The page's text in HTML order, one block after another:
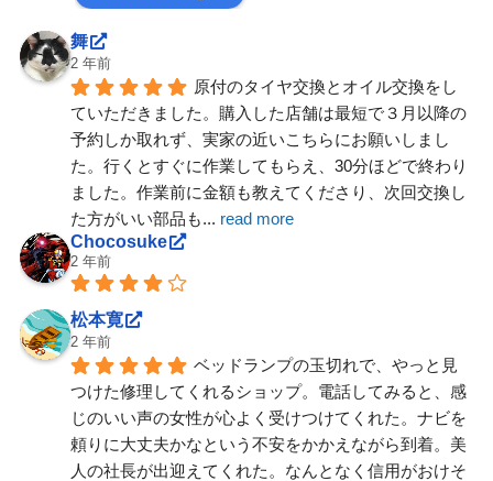
舞
2 年前
原付のタイヤ交換とオイル交換をし
ていただきました。購入した店舗は最短で３月以降の
予約しか取れず、実家の近いこちらにお願いしまし
た。行くとすぐに作業してもらえ、30分ほどで終わり
ました。作業前に金額も教えてくださり、次回交換し
た方がいい部品も... read more
Chocosuke
2 年前
松本寛
2 年前
ベッドランプの玉切れで、やっと見
つけた修理してくれるショップ。電話してみると、感
じのいい声の女性が心よく受けつけてくれた。ナビを
頼りに大丈夫かなという不安をかかえながら到着。美
人の社長が出迎えてくれた。なんとなく信用がおけそ